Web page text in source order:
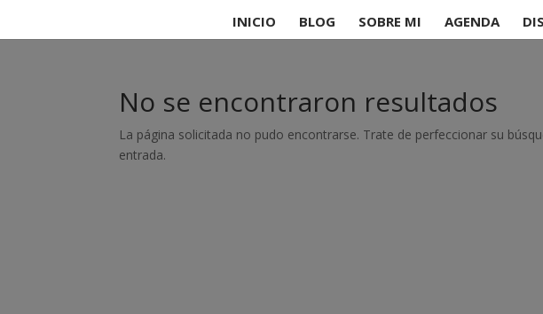
INICIO BLOG SOBRE MI AGENDA
No se encontraron resultados
La página solicitada no pudo encontrarse. Trate de perfeccionar su
entrada.